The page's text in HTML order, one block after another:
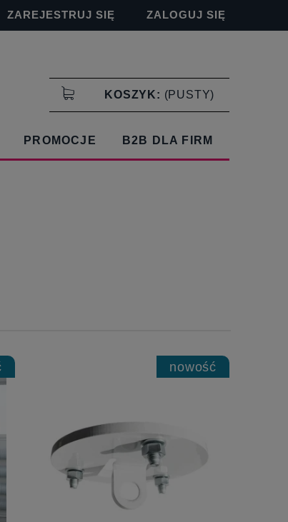
ZAREJESTRUJ SIĘ ZALOGUJ SIĘ
KOSZYK: (PUSTY)
PROMOCJE B2B DLA FIRM
nowość